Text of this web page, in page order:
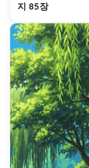
지 85장